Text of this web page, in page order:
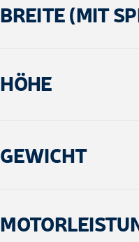
BREITE (MIT
HÖHE
GEWICHT